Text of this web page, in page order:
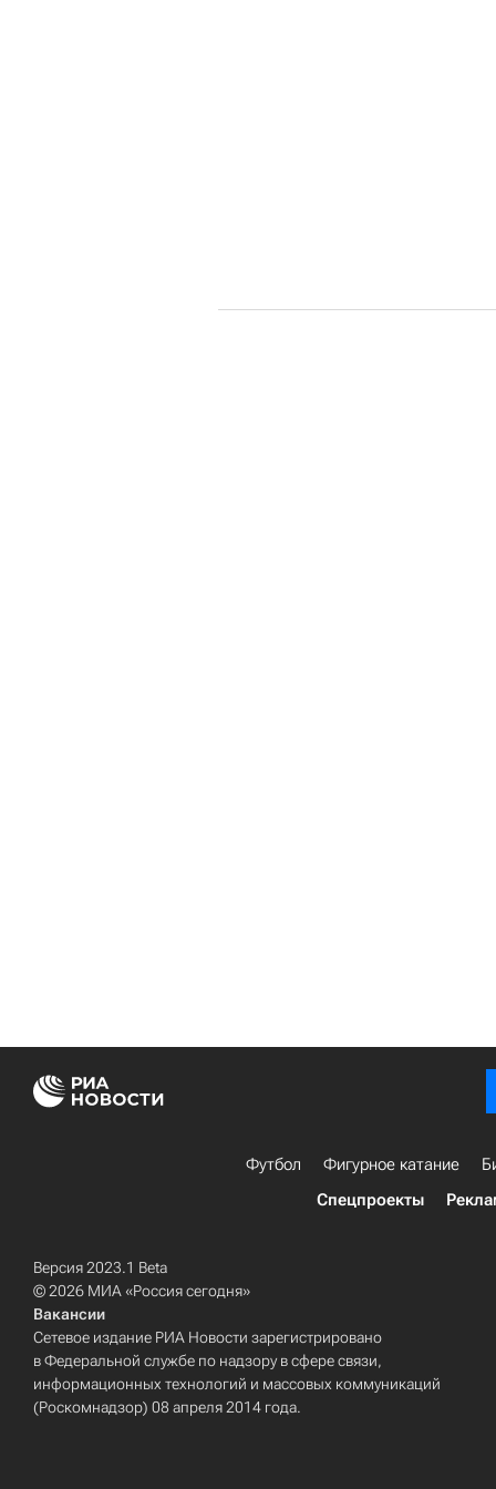
Футбол Фигурное катание
Спецпроекты
Версия 2023.1 Beta
© 2026 МИА «Россия сегодня»
Вакансии
Сетевое издание РИА Новости зарегистрировано
в Федеральной службе по надзору в сфере связи,
информационных технологий и массовых коммуникаций
(Роскомнадзор) 08 апреля 2014 года.